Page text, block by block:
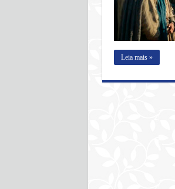
Leia mais »